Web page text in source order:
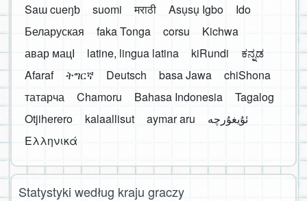
Saɯ cueŋƅ
suomi मराठी Asụsụ Igbo
Ido
Беларуская
faka Tonga corsu
Kichwa
авар мацӀ
latine, lingua latina kiRundi
ಕನ್ನಡ
Afaraf
ትግርኛ Deutsch basa Jawa
chiShona
татарча
Chamoru Bahasa Indonesia
Tagalog
Otjiherero
kalaallisut aymar aru
Ελληνικά
Statystyki według kraju graczy